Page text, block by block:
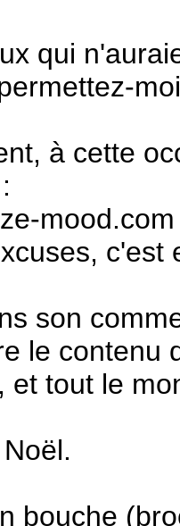
qui
à cette
mood.com
c'est
son
le contenu
et tout le
bouche